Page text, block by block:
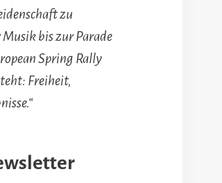
zu
bis zur Parade
Spring Rally
Freiheit,